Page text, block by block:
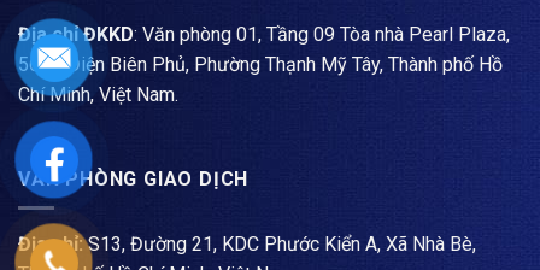
Địa chỉ ĐKKD: Văn phòng 01, Tầng 09 Tòa nhà Pearl Plaza,
561A Điện Biên Phủ, Phường Thạnh Mỹ Tây, Thành phố Hồ
Chí Minh, Việt Nam.
VĂN PHÒNG GIAO DỊCH
Địa chỉ:S13, Đường 21, KDC Phước Kiển A, Xã Nhà Bè,